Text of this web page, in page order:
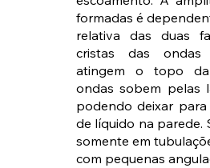
formadas é
relativa das duas
cristas das ondas
atingem o topo
ondas sobem pelas
podendo deixar
de líquido na parede.
somente em
com pequenas